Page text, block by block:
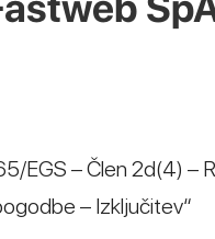
EGS – Člen 2d(4) –
– Izključitev“